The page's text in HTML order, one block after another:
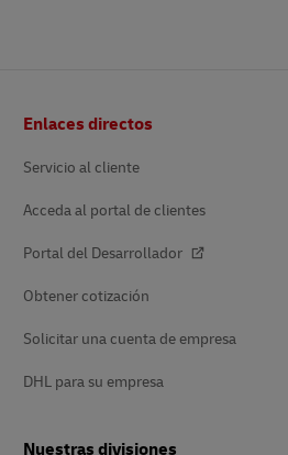
de
Enlaces directos
Servicio al cliente
Acceda al portal de clientes
Portal del Desarrollador
Obtener cotización
Solicitar una cuenta de empresa
DHL para su empresa
Nuestras divisiones